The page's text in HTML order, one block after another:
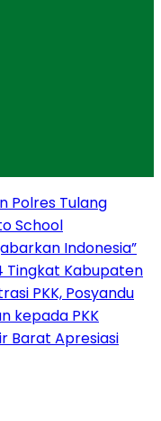
Polres Tulang
School
Indonesia”
Tingkat Kabupaten
PKK, Posyandu
kepada PKK
Barat Apresiasi